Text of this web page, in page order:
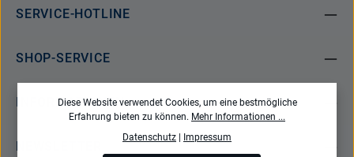
SERVICE-HOTLINE
SHOP-SERVICE
INFORMATIONEN
Diese Website verwendet Cookies, um eine bestmögliche
Erfahrung bieten zu können. Mehr Informationen ...
Datenschutz
Impressum